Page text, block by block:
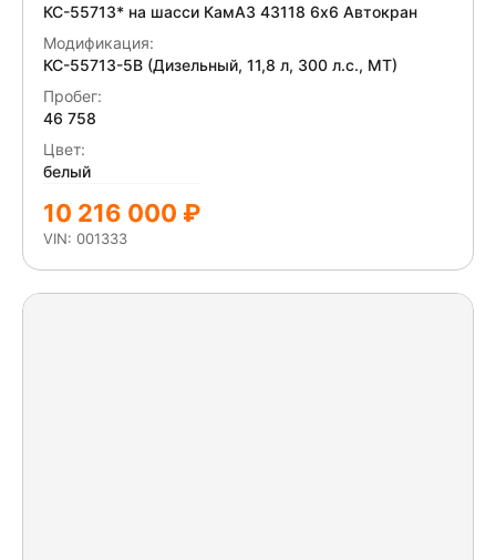
КС-55713* на шасси КамАЗ 43118 6x6 Автокран
Модификация:
КС-55713-5В (Дизельный, 11,8 л, 300 л.с., МТ)
Пробег:
46 758
Цвет:
белый
10 216 000 ₽
VIN: 001333